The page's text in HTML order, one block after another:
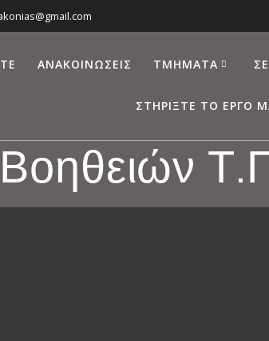
ΑΝΑΚΟΙΝΏΣΕΙΣ ΤΜΉΜΑΤΑ
ΣΤΗΡΊΞΤΕ ΤΟ ΈΡΓΟ